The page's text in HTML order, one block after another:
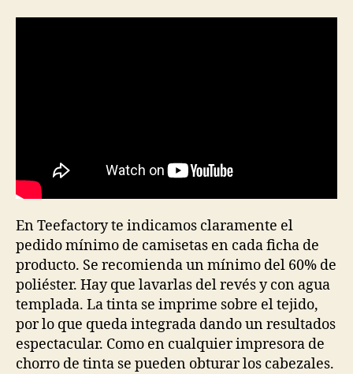
En Teefactory te indicamos claramente el
pedido mínimo de camisetas en cada ficha de
producto. Se recomienda un mínimo del 60% de
poliéster. Hay que lavarlas del revés y con agua
templada. La tinta se imprime sobre el tejido,
por lo que queda integrada dando un resultados
espectacular. Como en cualquier impresora de
chorro de tinta se pueden obturar los cabezales.